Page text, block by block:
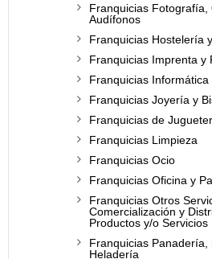
Franquicias Fotografía,
Audífonos
Franquicias Hostelería
Franquicias Imprenta y
Franquicias Informática
Franquicias Joyería y
Franquicias de
Franquicias Limpieza
Franquicias Ocio
Franquicias Oficina y
Franquicias Otros
Comercialización y
Productos y/o Servicios
Franquicias Panadería,
Heladería